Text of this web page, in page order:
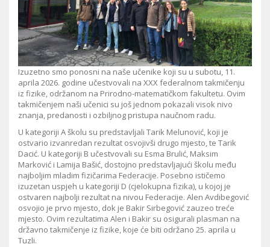
Izuzetno smo ponosni na naše učenike koji su u subotu, 11.
aprila 2026. godine učestvovali na XXX federalnom takmičenju
iz fizike, održanom na Prirodno-matematičkom fakultetu. Ovim
takmičenjem naši učenici su još jednom pokazali visok nivo
znanja, predanosti i ozbiljnog pristupa naučnom radu.
U kategoriji A školu su predstavljali Tarik Melunović, koji je
ostvario izvanredan rezultat osvojivši drugo mjesto, te Tarik
Dacić. U kategoriji B učestvovali su Esma Brulić, Maksim
Marković i Lamija Bašić, dostojno predstavljajući školu među
najboljim mladim fizičarima Federacije. Posebno ističemo
izuzetan uspjeh u kategoriji D (cjelokupna fizika), u kojoj je
ostvaren najbolji rezultat na nivou Federacije. Alen Avdibegović
osvojio je prvo mjesto, dok je Bakir Sirbegović zauzeo treće
mjesto. Ovim rezultatima Alen i Bakir su osigurali plasman na
državno takmičenje iz fizike, koje će biti održano 25. aprila u
Tuzli.